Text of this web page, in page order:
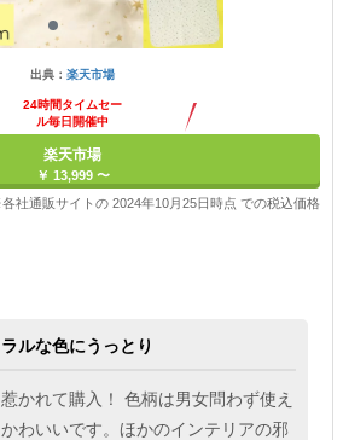
出典： 楽天市場
24時間タイムセー
ル毎日開催中
楽天市場
￥ 13,999 〜
社通販サイトの 2024年10月25日時点 での税込価格
ルな色にうっとり
かれて購入！ 色柄は男女問わず使え
わいいです。ほかのインテリアの邪